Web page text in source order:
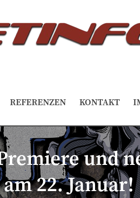
REFERENZEN KONTAKT
und
22. Januar!